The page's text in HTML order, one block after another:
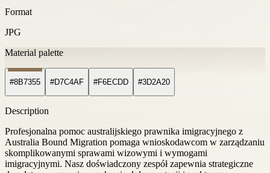
Format
JPG
Material palette
#8B7355 #D7C4AF #F6ECDD #3D2A20
Description
Profesjonalna pomoc australijskiego prawnika imigracyjnego z
Australia Bound Migration pomaga wnioskodawcom w zarządzaniu
skomplikowanymi sprawami wizowymi i wymogami
imigracyjnymi. Nasz doświadczony zespół zapewnia strategiczne